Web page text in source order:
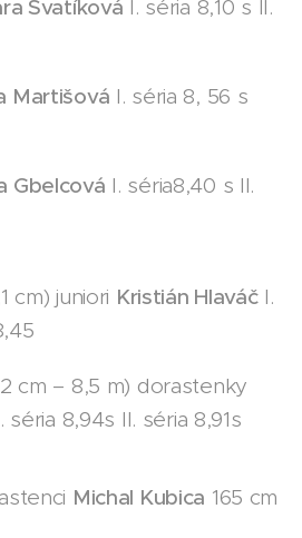
Svatíková I. séria 8,10 s II.
I. séria 8, 56 s
I. séria8,40 s II.
cm) juniori Kristián HlaváčI.
cm – 8,5 m) dorastenky
séria 8,94s II. séria 8,91s
Michal Kubica 165 cm